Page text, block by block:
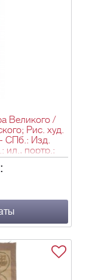
Великого /
Рис. худ.
СПб.: Изд.
ил., портр.;